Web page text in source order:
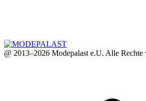
@ 2013–2026 Modepalast e.U. Alle Rechte